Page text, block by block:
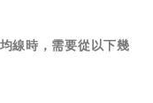
線時，需要從以下幾